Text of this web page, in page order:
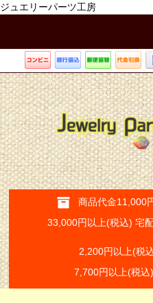
ジュエリーパーツ工房
商品代金11,000
33,000円以上(税込) 宅
2,200円以上(税
7,700円以上(税